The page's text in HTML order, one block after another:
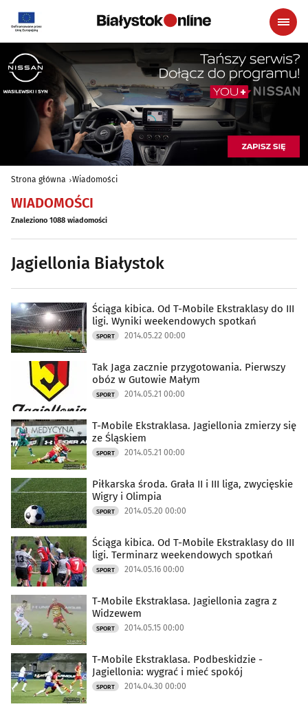
Strona główna Wiadomości
WIADOMOŚCI
Znaleziono 1088 wiadomości
Jagiellonia Białystok
Ściąga kibica. Od T-Mobile Ekstraklasy do III
ligi. Wyniki weekendowych spotkań
SPORT 2014.05.22 00:00
Tak Jaga zacznie przygotowania. Pierwszy
obóz w Gutowie Małym
SPORT 2014.05.21 00:00
T-Mobile Ekstraklasa. Jagiellonia zmierzy się
ze Śląskiem
SPORT 2014.05.21 00:00
Piłkarska środa. Grała II i III liga, zwycięskie
Wigry i Olimpia
SPORT 2014.05.20 00:00
Ściąga kibica. Od T-Mobile Ekstraklasy do III
ligi. Terminarz weekendowych spotkań
SPORT 2014.05.16 00:00
T-Mobile Ekstraklasa. Jagiellonia zagra z
Widzewem
SPORT 2014.05.15 00:00
T-Mobile Ekstraklasa. Podbeskidzie -
Jagiellonia: wygrać i mieć spokój
SPORT 2014.04.30 00:00